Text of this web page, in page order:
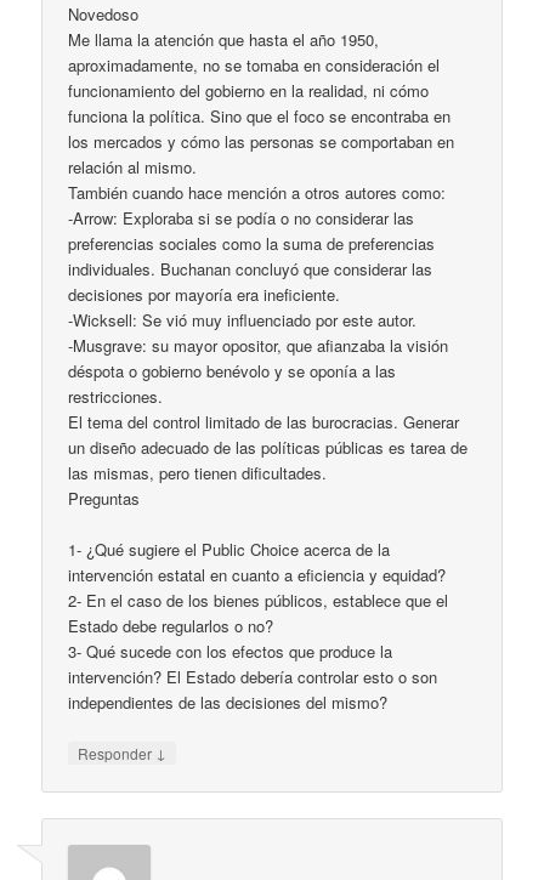
Novedoso
Me llama la atención que hasta el año 1950,
aproximadamente, no se tomaba en consideración el
funcionamiento del gobierno en la realidad, ni cómo
funciona la política. Sino que el foco se encontraba en
los mercados y cómo las personas se comportaban en
relación al mismo.
También cuando hace mención a otros autores como:
-Arrow: Exploraba si se podía o no considerar las
preferencias sociales como la suma de preferencias
individuales. Buchanan concluyó que considerar las
decisiones por mayoría era ineficiente.
-Wicksell: Se vió muy influenciado por este autor.
-Musgrave: su mayor opositor, que afianzaba la visión
déspota o gobierno benévolo y se oponía a las
restricciones.
El tema del control limitado de las burocracias. Generar
un diseño adecuado de las políticas públicas es tarea de
las mismas, pero tienen dificultades.
Preguntas
1- ¿Qué sugiere el Public Choice acerca de la
intervención estatal en cuanto a eficiencia y equidad?
2- En el caso de los bienes públicos, establece que el
Estado debe regularlos o no?
3- Qué sucede con los efectos que produce la
intervención? El Estado debería controlar esto o son
independientes de las decisiones del mismo?
Responder ↓